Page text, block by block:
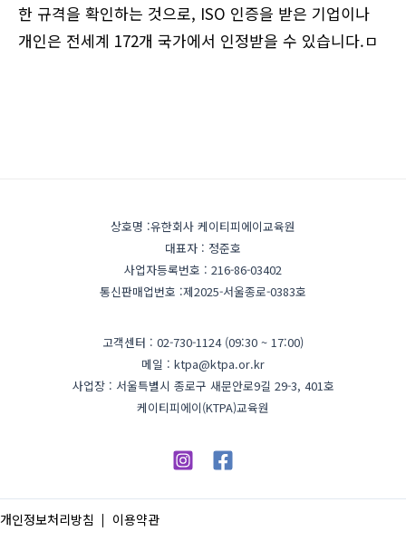
한 규격을 확인하는 것으로, ISO 인증을 받은 기업이나
개인은 전세계 172개 국가에서 인정받을 수 있습니다.ㅁ
상호명 :유한회사 케이티피에이교육원
대표자 : 정준호
사업자등록번호 : 216-86-03402
통신판매업번호 :제2025-서울종로-0383호
고객센터 : 02-730-1124 (09:30 ~ 17:00)
메일 : ktpa@ktpa.or.kr
사업장 : 서울특별시 종로구 새문안로9길 29-3, 401호
케이티피에이(KTPA)교육원
개인정보처리방침 이용약관